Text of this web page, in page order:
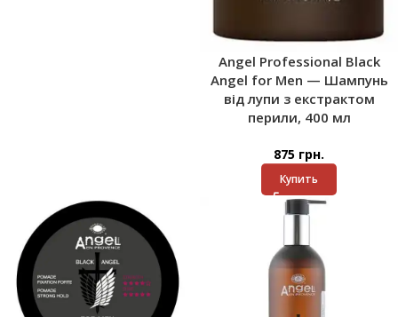
Angel Professional Black
Angel for Men — Шампунь
від лупи з екстрактом
перили, 400 мл
875 грн.
Купить